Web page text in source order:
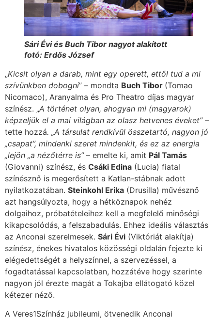
Sári Évi és Buch Tibor nagyot alakított
fotó: Erdős József
„Kicsit olyan a darab, mint egy operett, ettől tud a mi
szívünkben dobogni” – mondta Buch Tibor (Tomao
Nicomaco), Aranyalma és Pro Theatro díjas magyar
színész. „A történet olyan, ahogyan mi (magyarok)
képzeljük el a mai világban az olasz hetvenes éveket” –
tette hozzá. „A társulat rendkívül összetartó, nagyon jó
„csapat”, mindenki szeret mindenkit, és ez az energia
„lejön „a nézőtérre is”– emelte ki, amit Pál Tamás
(Giovanni) színész, és Csáki Edina (Lucia) fiatal
színésznő is megerősített a Katlan-stábnak adott
nyilatkozatában. Steinkohl Erika (Drusilla) művésznő
azt hangsúlyozta, hogy a hétköznapok nehéz
dolgaihoz, próbatételeihez kell a megfelelő minőségi
kikapcsolódás, a felszabadulás. Ehhez ideális választás
az Anconai szerelmesek. Sári Évi (Viktóriát alakítja)
színész, énekes hivatalos közösségi oldalán fejezte ki
elégedettségét a helyszínnel, a szervezéssel, a
fogadtatással kapcsolatban, hozzátéve hogy szerinte
nagyon jól érezte magát a Tokajba ellátogató közel
kétezer néző.
A Veres1Színház jubileumi, ötvenedik Anconai